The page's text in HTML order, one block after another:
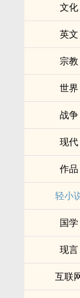
文化
英文
宗教
世界
战争
现代
作品
轻小
国学
现言
互联